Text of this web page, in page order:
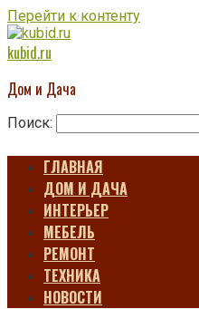
Перейти к контенту
kubid.ru
Дом и Дача
Поиск:
ГЛАВНАЯ
ДОМ И ДАЧА
ИНТЕРЬЕР
МЕБЕЛЬ
РЕМОНТ
ТЕХНИКА
НОВОСТИ